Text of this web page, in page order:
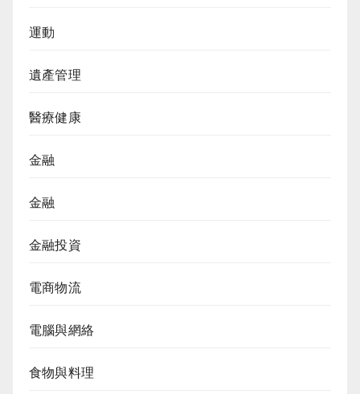
運動
遺產管理
醫療健康
金融
金融
金融投資
電商物流
電腦與網絡
食物與料理